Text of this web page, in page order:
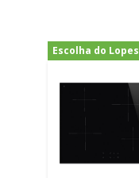
Escolha do Lopes